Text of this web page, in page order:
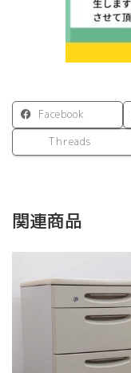
Facebook
Threads
関連商品